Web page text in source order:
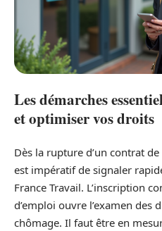
Les démarches
et optimiser vos droits
Dès la rupture d’un contrat
est impératif de signaler
France Travail. L’inscription
d’emploi ouvre l’examen des
chômage. Il faut être en